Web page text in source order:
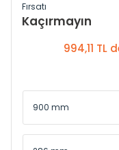
Fırsatı
Kaçırmayın
994,11